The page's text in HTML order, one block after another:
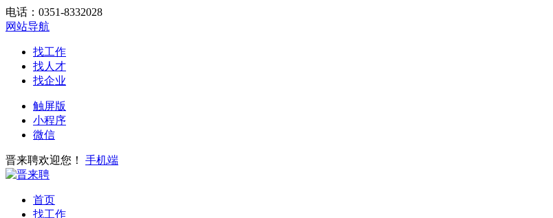
电话：0351-8332028
网站导航
找工作
找人才
找企业
触屏版
小程序
微信
晋来聘欢迎您！ 手机端
首页
找工作